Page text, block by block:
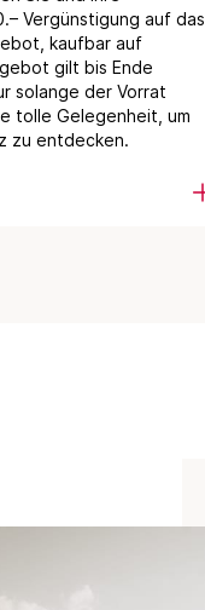
Vergünstigung auf das
kaufbar auf
gilt bis Ende
solange der Vorrat
tolle Gelegenheit, um
zu entdecken.